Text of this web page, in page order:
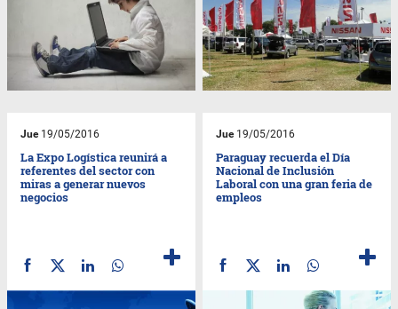
Jue19/05/2016
La Expo Logística reunirá a
referentes del sector con
miras a generar nuevos
negocios
Jue19/05/2016
Paraguay recuerda el Día
Nacional de Inclusión
Laboral con una gran feria de
empleos